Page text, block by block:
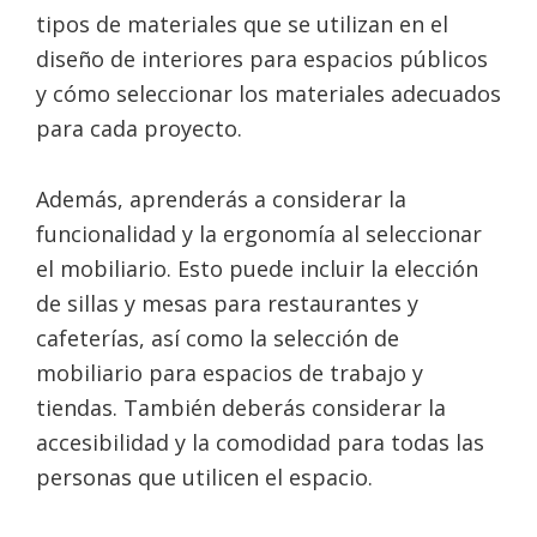
tipos de materiales que se utilizan en el
diseño de interiores para espacios públicos
y cómo seleccionar los materiales adecuados
para cada proyecto.
Además, aprenderás a considerar la
funcionalidad y la ergonomía al seleccionar
el mobiliario. Esto puede incluir la elección
de sillas y mesas para restaurantes y
cafeterías, así como la selección de
mobiliario para espacios de trabajo y
tiendas. También deberás considerar la
accesibilidad y la comodidad para todas las
personas que utilicen el espacio.